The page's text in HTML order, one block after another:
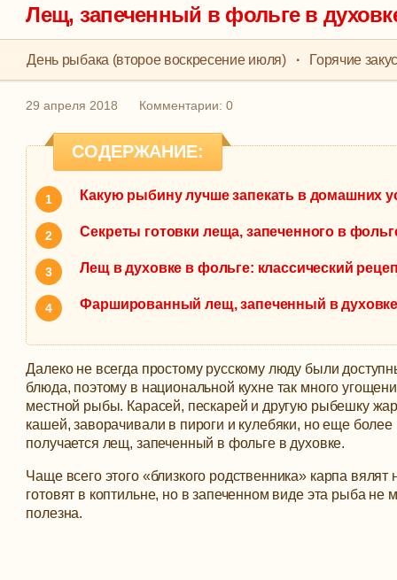
Лещ, запеченный в фольге в
День рыбака (второе воскресение июля) · Горячие
29 апреля 2018 Комментарии: 0
СОДЕРЖАНИЕ:
Какую рыбину лучше запекать в домашних
Секреты готовки леща, запеченного в
Лещ в духовке в фольге: классический
Фаршированный лещ, запеченный в
Далеко не всегда простому русскому люду были
блюда, поэтому в национальной кухне так много
местной рыбы. Карасей, пескарей и другую рыбешку
кашей, заворачивали в пироги и кулебяки, но еще
получается лещ, запеченный в фольге в духовке.
Чаще всего этого «близкого родственника» карпа вялят
готовят в коптильне, но в запеченном виде эта рыба не
полезна.